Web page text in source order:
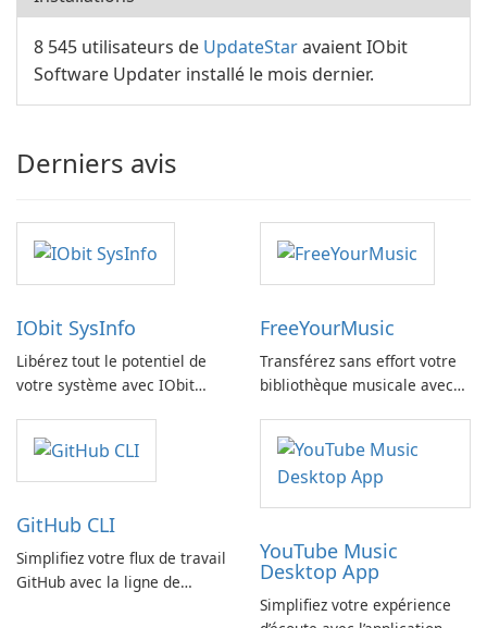
8 545 utilisateurs de UpdateStaravaient IObit
Software Updater installé le mois dernier.
Derniers avis
IObit SysInfo
Libérez tout le potentiel de
votre système avec IObit
FreeYourMusic
Transférez sans effort votre
bibliothèque musicale avec
GitHub CLI
Simplifiez votre flux de travail
GitHub avec la ligne de
YouTube Music
Desktop App
Simplifiez votre expérience